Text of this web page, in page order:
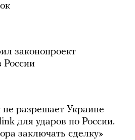
законопроект
России
разрешает Украине
для ударов по России.
заключать сделку»